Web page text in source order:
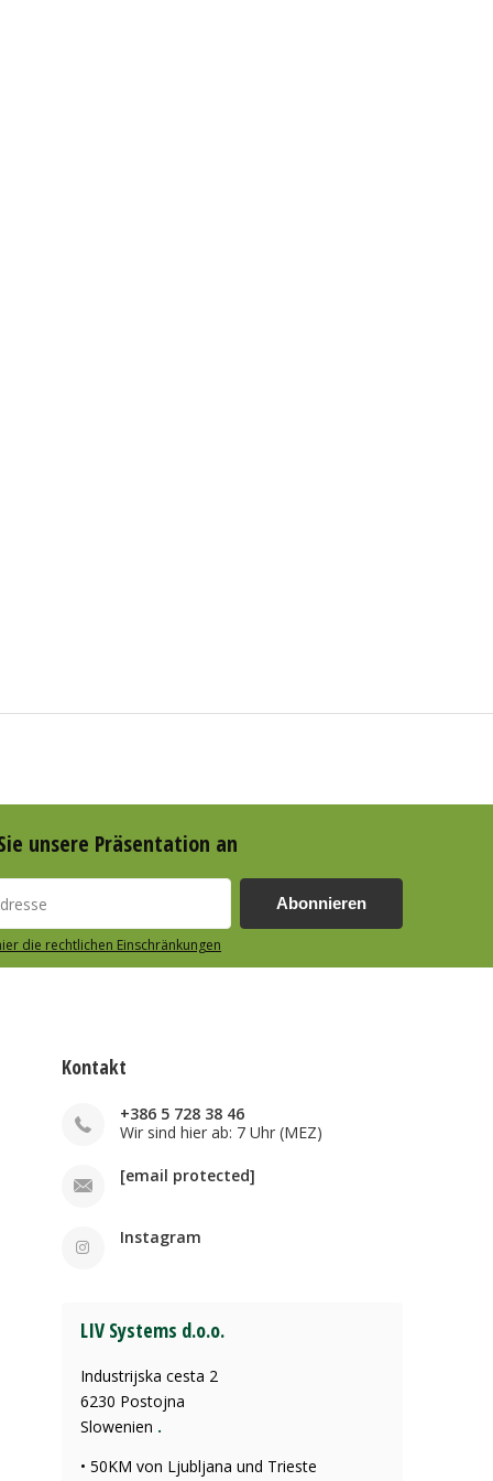
unsere Präsentation an
Abonnieren
die rechtlichen Einschränkungen
Kontakt
+386 5 728 38 46
Wir sind hier ab: 7 Uhr (MEZ)
[email protected]
Instagram
LIV Systems d.o.o.
Industrijska cesta 2
6230 Postojna
Slowenien .
• 50KM von Ljubljana und Trieste